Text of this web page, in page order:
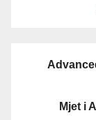
Mjet i